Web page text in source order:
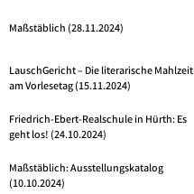
Maßstäblich (28.11.2024)
LauschGericht – Die literarische Mahlzeit
am Vorlesetag (15.11.2024)
Friedrich-Ebert-Realschule in Hürth: Es
geht los! (24.10.2024)
Maßstäblich: Ausstellungskatalog
(10.10.2024)